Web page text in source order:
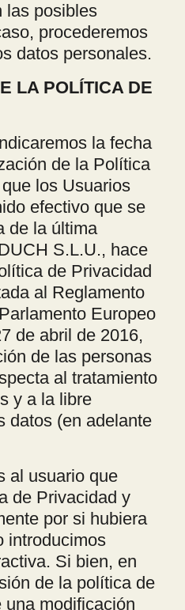
las posibles
procederemos
datos personales.
LA POLÍTICA DE
la fecha
de la Política
los Usuarios
efectivo que se
de la última
S.L.U., hace
de Privacidad
al Reglamento
Europeo
de abril de 2016,
de las personas
al tratamiento
y a la libre
datos (en adelante
al usuario que
de Privacidad y
por si hubiera
introducimos
Si bien, en
de la política de
modificación